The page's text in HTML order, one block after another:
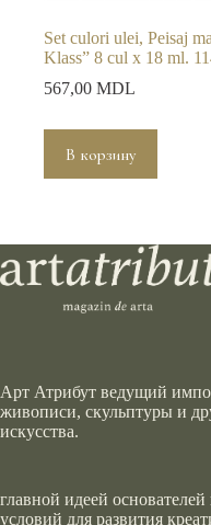
Set culori ulei, Peisaj
Klass” 8 cul x 18 ml.
567,00 MDL
В корзину
Арт Атрибут ведущий
живописи, скульптуры и
искусства.
главной идеей
условий для развития